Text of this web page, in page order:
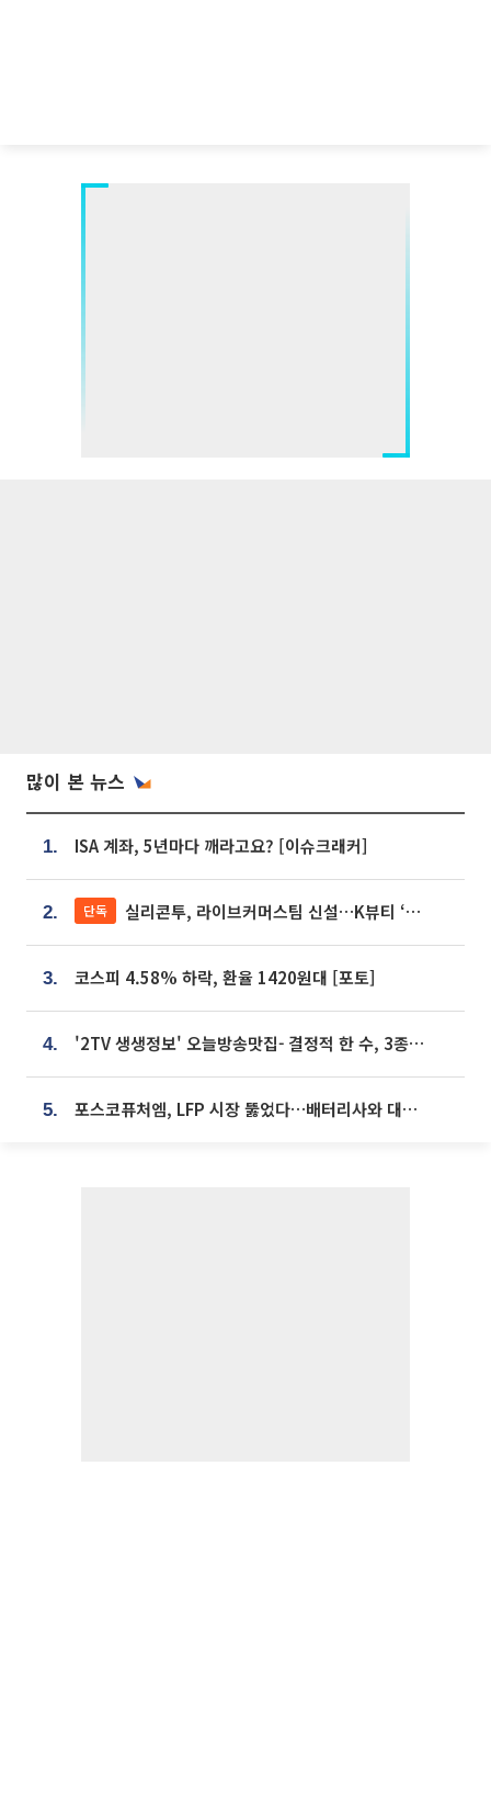
많이 본 뉴스
1. ISA 계좌, 5년마다 깨라고요? [이슈크래커]
2. 단독 실리콘투, 라이브커머스팀 신설…K뷰티 ‘글로벌 판매망’ 확대[K뷰티 라방戰]
3. 코스피 4.58% 하락, 환율 1420원대 [포토]
4. '2TV 생생정보' 오늘방송맛집- 결정적 한 수, 3종 메밀면! 메밀 소바 맛집 '의○○○○'
5. 포스코퓨처엠, LFP 시장 뚫었다…배터리사와 대규모 장기 공급 합의